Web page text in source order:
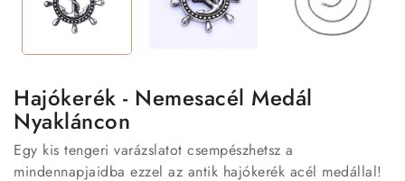
Hajókerék - Nemesacél Medál
Nyakláncon
Egy kis tengeri varázslatot csempészhetsz a
mindennapjaidba ezzel az antik hajókerék acél medállal!